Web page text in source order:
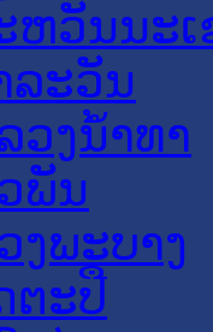
ຫວັນນະ
ລະວັນ
ວງນໍ້າທາ
ພັນ
ງພະບາງ
ຕະປື